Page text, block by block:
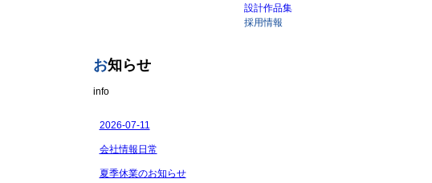
設計作品集
採用情報
お知らせ
info